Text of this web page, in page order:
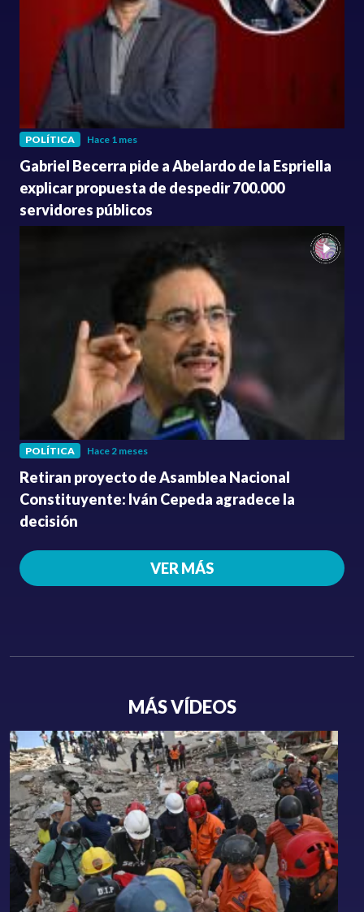
POLÍTICA Hace 1 mes
Gabriel Becerra pide a Abelardo de la Espriella
explicar propuesta de despedir 700.000
servidores públicos
POLÍTICA Hace 2 meses
Retiran proyecto de Asamblea Nacional
Constituyente: Iván Cepeda agradece la
decisión
VER MÁS
MÁS VÍDEOS